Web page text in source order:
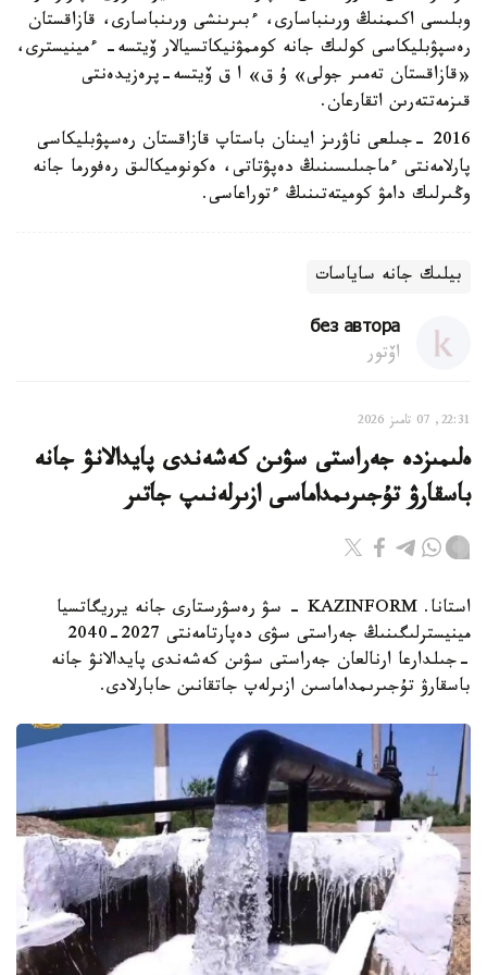
وبلىسى اكىمنىڭ ورىنباسارى، ءبىرىنشى ورىنباسارى، قازاقستان
رەسپۋبليكاسى كولىك جانە كوممۋنيكاتسيالار ۆيتسە- ءمينيسترى،
«قازاقستان تەمىر جولى» ۇ ق» ا ق ۆيتسە-پرەزيدەنتى
قىزمەتتەرىن اتقارعان.
2016 -جىلعى ناۋرىز ايىنان باستاپ قازاقستان رەسپۋبليكاسى
پارلامەنتى ءماجىلىسىنىڭ دەپۋتاتى، ەكونوميكالىق رەفورما جانە
وڭىرلىك دامۋ كوميتەتىنىڭ ءتوراعاسى.
بيلىك جانە ساياسات
без автора
اۆتور
22:31, 07 تامىز 2026
ەلىمىزدە جەراستى سۋىن كەشەندى پايدالانۋ جانە
باسقارۋ تۇجىرىمداماسى ازىرلەنىپ جاتىر
استانا. KAZINFORM - سۋ رەسۋرستارى جانە يرريگاتسيا
مينيسترلىگىنىڭ جەراستى سۋى دەپارتامەنتى 2027-2040
-جىلدارعا ارنالعان جەراستى سۋىن كەشەندى پايدالانۋ جانە
باسقارۋ تۇجىرىمداماسىن ازىرلەپ جاتقانىن حابارلادى.